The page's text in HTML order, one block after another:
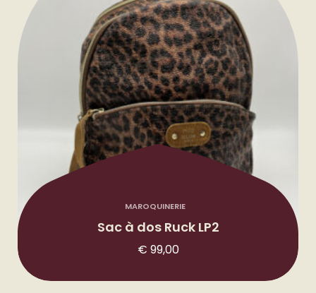
9
,
0
0
MAROQUINERIE
Sac à dos Ruck LP2
€ 99,00